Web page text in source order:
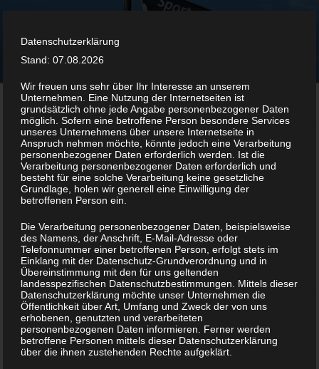
springen
SC KELLENHUSEN
Menü
NICHTS GEFUNDEN
Es sieht so aus, als ob wir nicht das finden konnten,
Suche.
Suche
nach:
SEITEN
Datenschutzerklärung
Stand: 07.08.2026
Wir freuen uns sehr über Ihr Interesse an unserem
Unternehmen. Eine Nutzung der Internetseiten ist
grundsätzlich ohne jede Angabe personenbezogener Daten
möglich. Sofern eine betroffene Person besondere Services
unseres Unternehmens über unsere Internetseite in
Anspruch nehmen möchte, könnte jedoch eine Verarbeitung
personenbezogener Daten erforderlich werden. Ist die
Verarbeitung personenbezogener Daten erforderlich und
besteht für eine solche Verarbeitung keine gesetzliche
Grundlage, holen wir generell eine Einwilligung der
betroffenen Person ein.
Die Verarbeitung personenbezogener Daten, beispielsweise
des Namens, der Anschrift, E-Mail-Adresse oder
Telefonnummer einer betroffenen Person, erfolgt stets im
Einklang mit der Datenschutz-Grundverordnung und in
Übereinstimmung mit den für uns geltenden
landesspezifischen Datenschutzbestimmungen. Mittels dieser
Datenschutzerklärung möchte unser Unternehmen die
Öffentlichkeit über Art, Umfang und Zweck der von uns
erhobenen, genutzten und verarbeiteten
personenbezogenen Daten informieren. Ferner werden
betroffene Personen mittels dieser Datenschutzerklärung
über die ihnen zustehenden Rechte aufgeklärt.